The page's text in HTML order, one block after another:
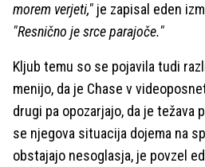
morem verjeti," je zapisal eden
"Resnično je srce parajoče."
Kljub temu so se pojavila tudi
menijo, da je Chase v
drugi pa opozarjajo, da je težava
se njegova situacija dojema na
obstajajo nesoglasja, je povzel